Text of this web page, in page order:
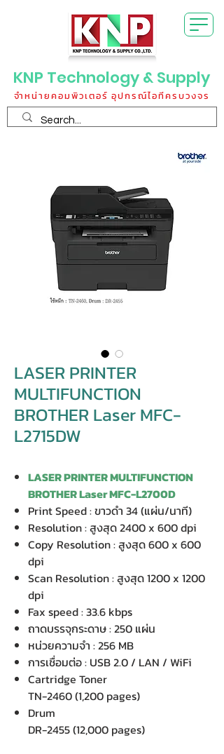
KNP Technology & Supply
จำหน่ายคอมพิวเตอร์ อุปกรณ์ไอทีครบวงจร
LASER PRINTER
MULTIFUNCTION
BROTHER Laser MFC-
L2715DW
LASER PRINTER MULTIFUNCTION
BROTHER Laser MFC-L2700D
Print Speed : ขาวดำ 34 (แผ่น/นาที)
Resolution : สูงสุด 2400 x 600 dpi
Copy Resolution : สูงสุด 600 x 600
dpi
Scan Resolution : สูงสุด 1200 x 1200
dpi
Fax speed : 33.6 kbps
ถาดบรรจุกระดาษ : 250 แผ่น
หน่วยความจำ : 256 MB
การเชื่อมต่อ : USB 2.0 / LAN / WiFi
Cartridge Toner
TN-2460 (1,200 pages)
Drum
DR-2455 (12,000 pages)